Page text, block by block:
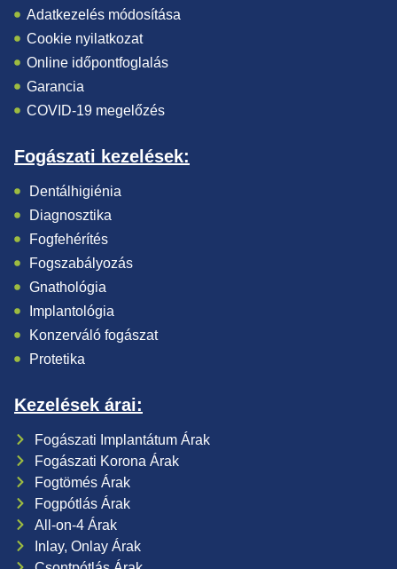
Adatkezelés módosítása
Cookie nyilatkozat
Online időpontfoglalás
Garancia
COVID-19 megelőzés
Fogászati kezelések:
Dentálhigiénia
Diagnosztika
Fogfehérítés
Fogszabályozás
Gnathológia
Implantológia
Konzerváló fogászat
Protetika
Kezelések árai:
Fogászati Implantátum Árak
Fogászati Korona Árak
Fogtömés Árak
Fogpótlás Árak
All-on-4 Árak
Inlay, Onlay Árak